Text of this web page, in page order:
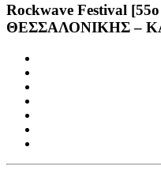
Rockwave Festival
ΘΕΣΣΑΛΟΝΙΚΗΣ –